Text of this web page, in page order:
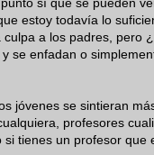
estoy todavía lo
a los padres, pero
se enfadan o
jóvenes se sintieran
profesores
tienes un profesor